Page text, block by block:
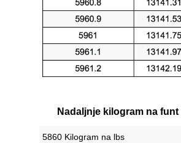
Nadaljnje kilogram na
5860 Kilogram na lbs